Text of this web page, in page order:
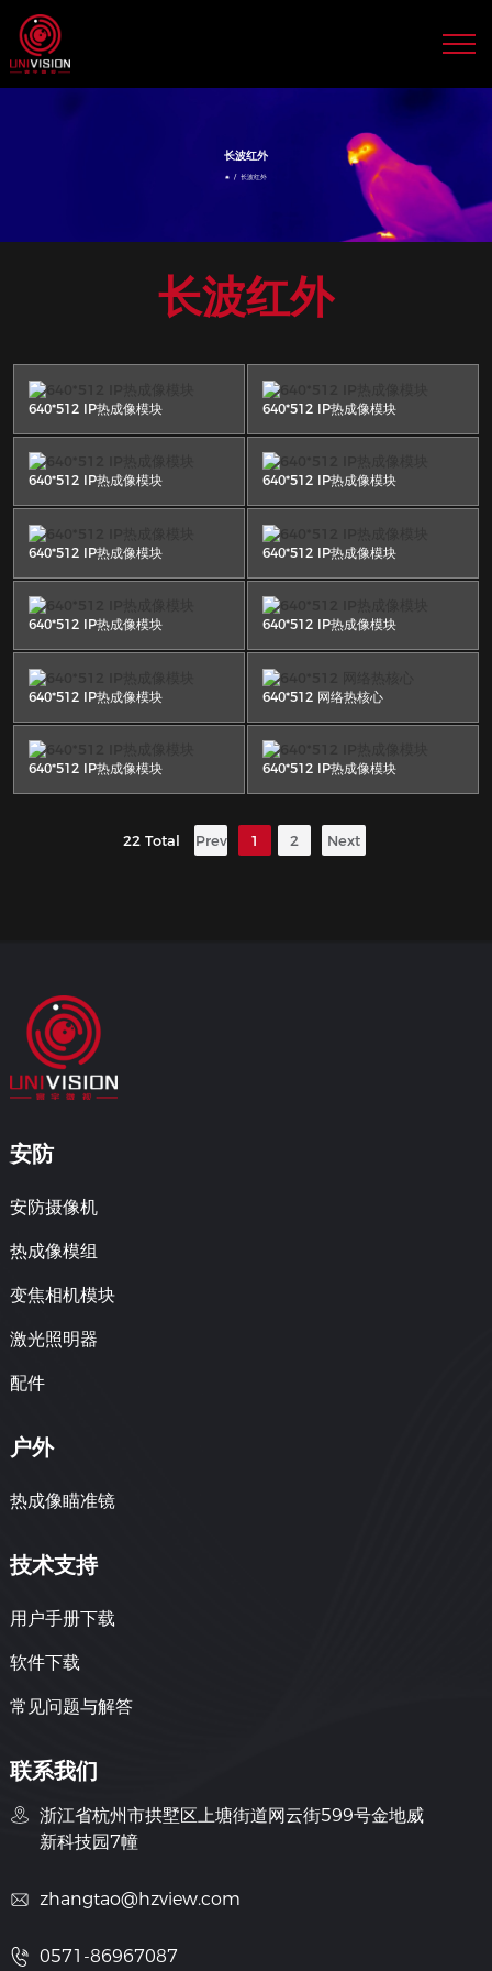
长波红外
640*512 IP热成像模块 640*512 IP热成像模块
640*512 IP热成像模块 640*512 IP热成像模块
640*512 IP热成像模块 640*512 IP热成像模块
640*512 IP热成像模块 640*512 IP热成像模块
640*512 IP热成像模块 640*512 网络热核心
640*512 IP热成像模块 640*512 IP热成像模块
22 Total Prev 1 2 Next
安防
安防摄像机
热成像模组
变焦相机模块
激光照明器
配件
户外
热成像瞄准镜
技术支持
用户手册下载
软件下载
常见问题与解答
联系我们
浙江省杭州市拱墅区上塘街道网云街599号金地威
新科技园7幢
zhangtao@hzview.com
0571-86967087